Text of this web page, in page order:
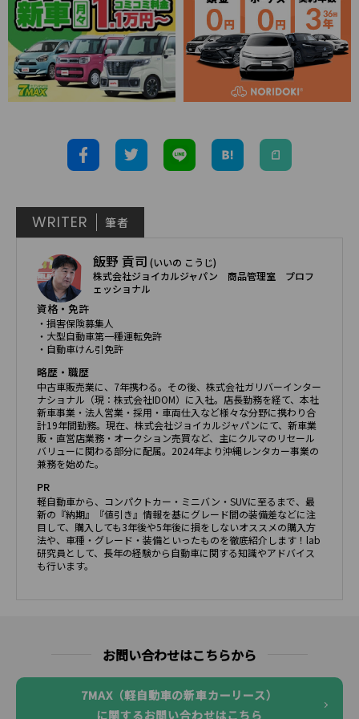
WRITER 筆者
飯野 貢司 (いいの こうじ)
株式会社ジョイカルジャパン 商品管理室 プロフ
ェッショナル
資格・免許
・損害保険募集人
・大型自動車第一種運転免許
・自動車けん引免許
略歴・職歴
中古車販売業に、7年携わる。その後、株式会社ガリバーインター
ナショナル（現：株式会社IDOM）に入社。店長勤務を経て、本社
新車事業・法人営業・採用・車両仕入など様々な分野に携わり合
計19年間勤務。現在、株式会社ジョイカルジャパンにて、新車業
販・直営店業務・オークション売買など、主にクルマのリセール
バリューに関わる部分に配属。2024年より沖縄レンタカー事業の
兼務を始めた。
PR
軽自動車から、コンパクトカー・ミニバン・SUVに至るまで、最
新の『納期』『値引き』情報を基にグレード間の装備差などに注
目して、購入しても3年後や5年後に損をしないオススメの購入方
法や、車種・グレード・装備といったものを徹底紹介します！lab
研究員として、長年の経験から自動車に関する知識やアドバイス
も行います。
お問い合わせはこちらから
7MAX（軽自動車の新車カーリース）
に関するお問い合わせはこちら